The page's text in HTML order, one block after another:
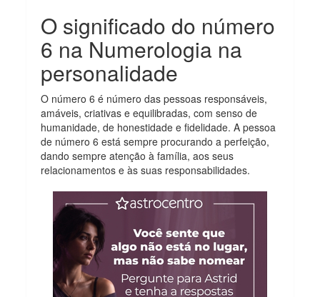
O significado do número
6 na Numerologia na
personalidade
O número 6 é número das pessoas responsáveis,
amáveis, criativas e equilibradas, com senso de
humanidade, de honestidade e fidelidade. A pessoa
de número 6 está sempre procurando a perfeição,
dando sempre atenção à família, aos seus
relacionamentos e às suas responsabilidades.